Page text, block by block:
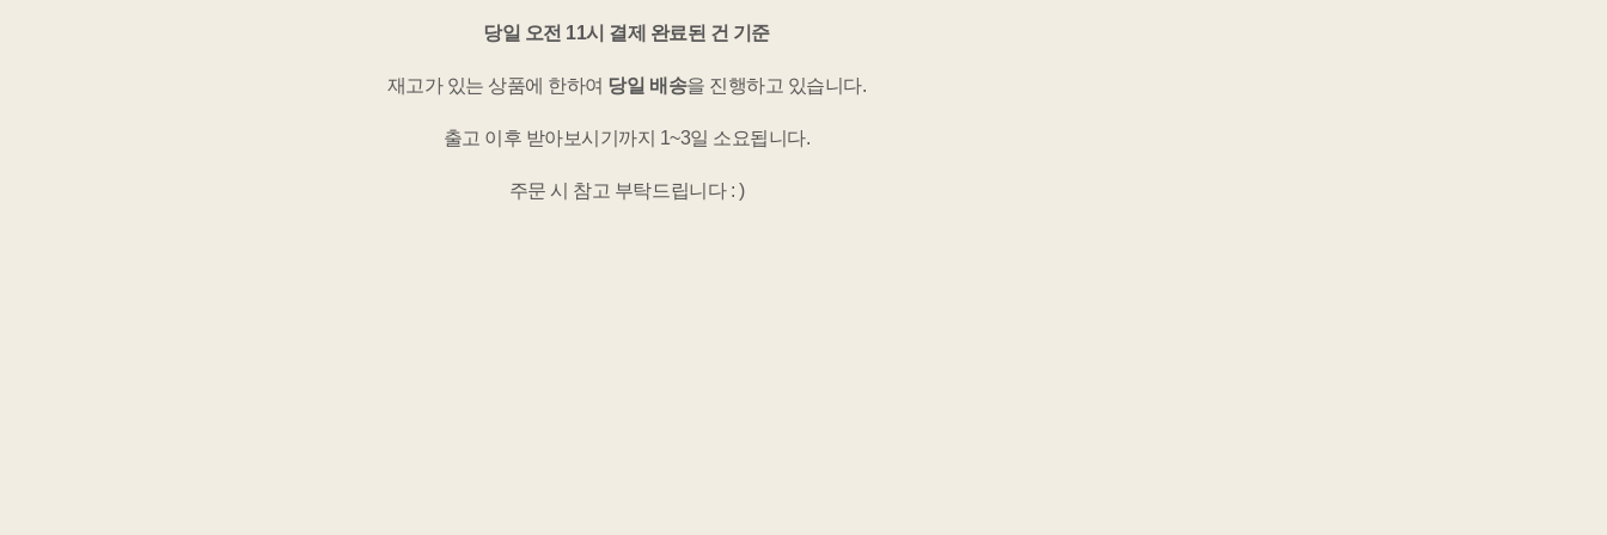
당일 오전 11시 결제 완료된 건 기준
재고가 있는 상품에 한하여 당일 배송을 진행하고 있습니다.
출고 이후 받아보시기까지 1~3일 소요됩니다.
주문 시 참고 부탁드립니다 : )